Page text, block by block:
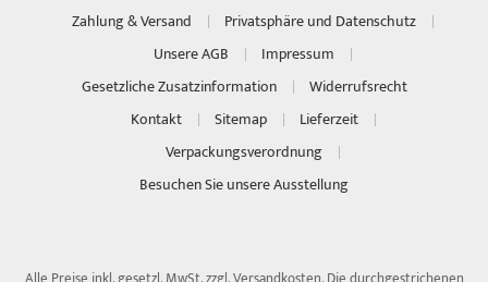
Zahlung & Versand
Privatsphäre und Datenschutz
Unsere AGB
Impressum
Gesetzliche Zusatzinformation
Widerrufsrecht
Kontakt
Sitemap
Lieferzeit
Verpackungsverordnung
Besuchen Sie unsere Ausstellung